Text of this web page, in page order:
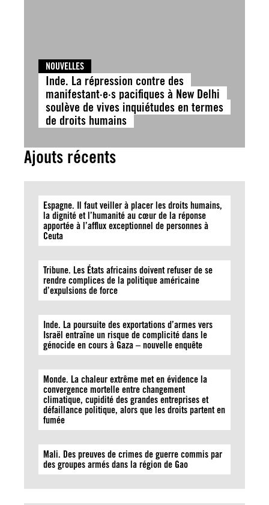
NOUVELLES
Inde. La répression contre des
manifestant·e·s pacifiques à New Delhi
soulève de vives inquiétudes en termes
de droits humains
Ajouts récents
Espagne. Il faut veiller à placer les droits humains,
la dignité et l’humanité au cœur de la réponse
apportée à l’afflux exceptionnel de personnes à
Ceuta
Tribune. Les États africains doivent refuser de se
rendre complices de la politique américaine
d’expulsions de force
Inde. La poursuite des exportations d’armes vers
Israël entraîne un risque de complicité dans le
génocide en cours à Gaza – nouvelle enquête
Monde. La chaleur extrême met en évidence la
convergence mortelle entre changement
climatique, cupidité des grandes entreprises et
défaillance politique, alors que les droits partent en
fumée
Mali. Des preuves de crimes de guerre commis par
des groupes armés dans la région de Gao